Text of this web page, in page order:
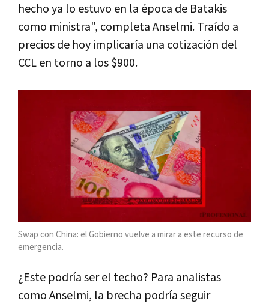
hecho ya lo estuvo en la época de Batakis
como ministra", completa Anselmi. Traído a
precios de hoy implicaría una cotización del
CCL en torno a los $900.
Swap con China: el Gobierno vuelve a mirar a este recurso de
emergencia.
¿Este podría ser el techo? Para analistas
como Anselmi, la brecha podría seguir